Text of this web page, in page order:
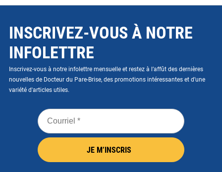
INSCRIVEZ-VOUS À NOTRE
INFOLETTRE
Inscrivez-vous à notre infolettre mensuelle et restez à l’affût des dernières
nouvelles de Docteur du Pare-Brise, des promotions intéressantes et d’une
variété d'articles utiles.
Courriel
*
JE M’INSCRIS